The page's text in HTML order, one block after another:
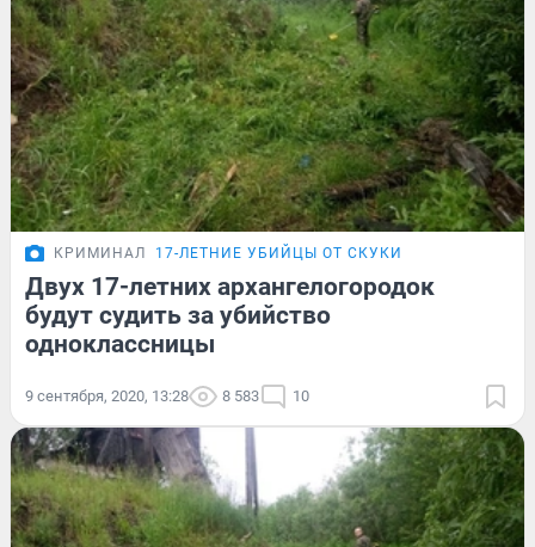
КРИМИНАЛ 17-ЛЕТНИЕ УБИЙЦЫ ОТ СКУКИ
Двух 17-летних архангелогородок
будут судить за убийство
одноклассницы
9 сентября, 2020, 13:28 8 583 10